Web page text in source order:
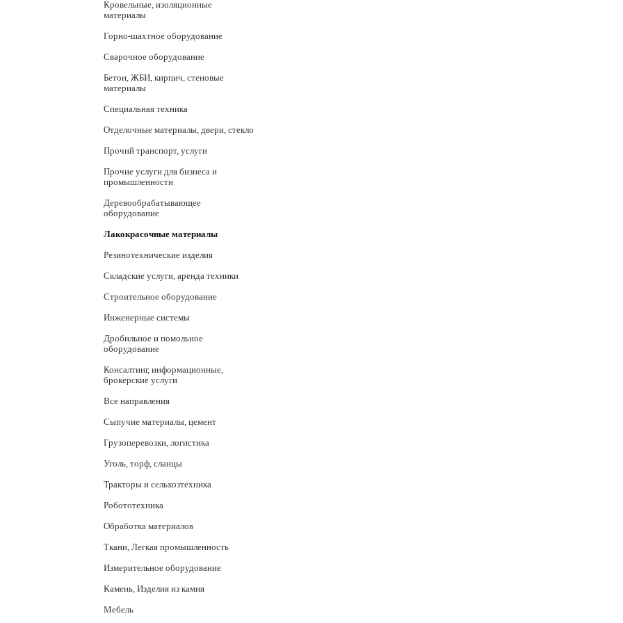
Кровельные, изоляционные
материалы
Горно-шахтное оборудование
Сварочное оборудование
Бетон, ЖБИ, кирпич, стеновые
материалы
Специальная техника
Отделочные материалы, двери, стекло
Прочий транспорт, услуги
Прочие услуги для бизнеса и
промышленности
Деревообрабатывающее
оборудование
Лакокрасочные материалы
Резинотехнические изделия
Складские услуги, аренда техники
Строительное оборудование
Инженерные системы
Дробильное и помольное
оборудование
Консалтинг, информационные,
брокерские услуги
Все направления
Сыпучие материалы, цемент
Грузоперевозки, логистика
Уголь, торф, сланцы
Тракторы и сельхозтехника
Робототехника
Обработка материалов
Ткани, Легкая промышленность
Измерительное оборудование
Камень, Изделия из камня
Мебель